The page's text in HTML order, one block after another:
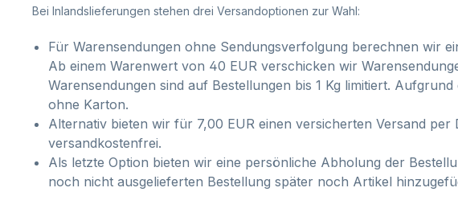
Bei Inlandslieferungen stehen drei Versandoptionen zur Wahl:
Für Warensendungen ohne Sendungsverfolgung berechnen wir
Ab einem Warenwert von 40 EUR verschicken wir
Warensendungen sind auf Bestellungen bis 1 Kg limitiert.
ohne Karton.
Alternativ bieten wir für 7,00 EUR einen versicherten Versand
versandkostenfrei.
Als letzte Option bieten wir eine persönliche Abholung der
noch nicht ausgelieferten Bestellung später noch Artikel